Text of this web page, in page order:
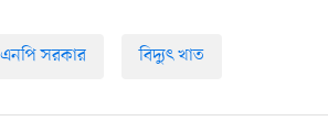
সরকার বিদ্যুৎ খাত